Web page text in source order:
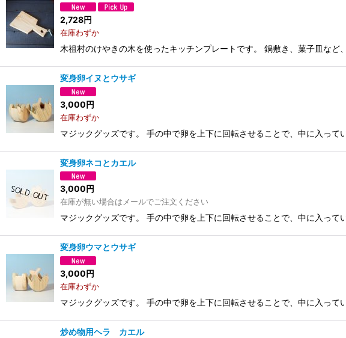
2,728円
在庫わずか
木祖村のけやきの木を使ったキッチンプレートです。 鍋敷き、菓子皿
変身卵イヌとウサギ
3,000円
在庫わずか
マジックグッズです。 手の中で卵を上下に回転させることで、中に入っ
変身卵ネコとカエル
3,000円
在庫が無い場合はメールでご注文ください
マジックグッズです。 手の中で卵を上下に回転させることで、中に入っ
変身卵ウマとウサギ
3,000円
在庫わずか
マジックグッズです。 手の中で卵を上下に回転させることで、中に入っ
炒め物用ヘラ カエル